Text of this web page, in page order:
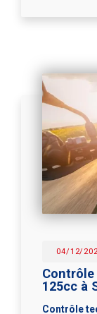
04/12/
125cc à
Contrôle